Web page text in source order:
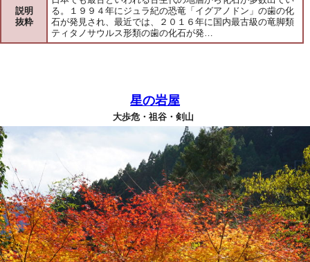
説明
抜粋
る。１９９４年にジュラ紀の恐竜「イグアノドン」の歯の化
石が発見され、最近では、２０１６年に国内最古級の竜脚類
ティタノサウルス形類の歯の化石が発…
星の岩屋
大歩危・祖谷・剣山